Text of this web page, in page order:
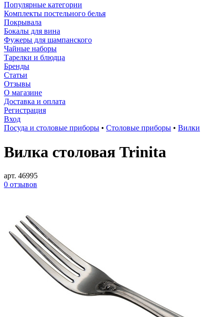
Популярные категории
Комплекты постельного белья
Покрывала
Бокалы для вина
Фужеры для шампанского
Чайные наборы
Тарелки и блюдца
Бренды
Статьи
Отзывы
О магазине
Доставка и оплата
Регистрация
Вход
Посуда и столовые приборы • Столовые приборы • Вилки
Вилка столовая Trinita
арт. 46995
0 отзывов